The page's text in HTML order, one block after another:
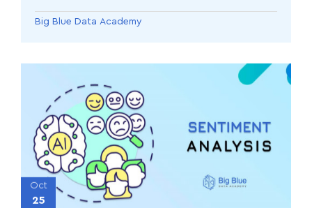
Big Blue Data Academy
Oct
25